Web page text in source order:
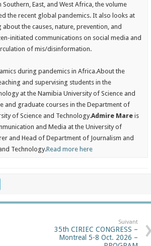
East, and West Africa, the volume
the recent global pandemics. It also looks at
the causes, nature, prevention, and
initiated communications on social media and
of mis/disinformation.
during pandemics in Africa.About the
and supervising students in the
at the Namibia University of Science and
and graduate courses in the Department of
of Science and Technology.Admire Mare is
and Media at the University of
and Head of Department of Journalism and
Technology.Read more here
Suivant
35th CIRIEC CONGRESS –
Montreal 5-8 Oct. 2026 –